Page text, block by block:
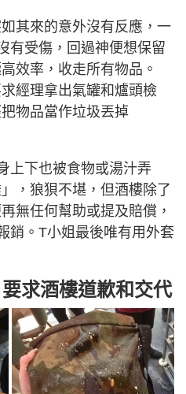
其來的意外沒有反應，一
有受傷，回過神便想保留
效率，收走所有物品。
經理拿出氣罐和爐頭檢
物品當作垃圾丟掉
上下也被食物或湯汁弄
，狼狽不堪，但酒樓除了
無任何幫助或提及賠償，
銷。T小姐最後唯有用外套
求酒樓道歉和交代